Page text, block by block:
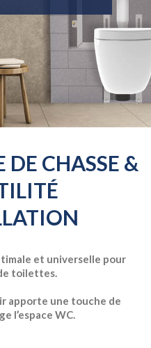
DE CHASSE &
et universelle pour
toilettes.
apporte une touche de
l’espace WC.